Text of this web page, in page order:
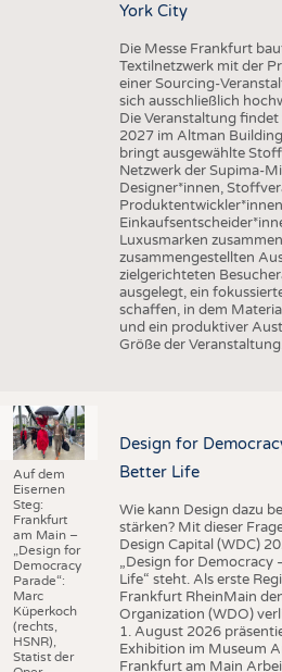
York City
Die Messe Frankfurt
Textilnetzwerk mit der
einer Sourcing-
sich ausschließlich
Die Veranstaltung
2027 im Altman
bringt ausgewählte
Netzwerk der Supima-
Designer*innen,
Luxusmarken
zusammengestellten
zielgerichteten
ausgelegt, ein
schaffen, in dem
und ein produktiver
Größe der
Auf dem
Eisernen
Steg:
Frankfurt
am Main –
„Design for
Democracy
Parade“:
Marc
Küperkoch
(rechts,
HSNR),
Statist der
Design for
Better Life
Wie kann Design dazu
stärken? Mit dieser
Design Capital (WDC)
„Design for Democracy
Life“ steht. Als erste
Frankfurt RheinMain
Organization (WDO)
1. August 2026
Exhibition im Museum
Frankfurt am Main